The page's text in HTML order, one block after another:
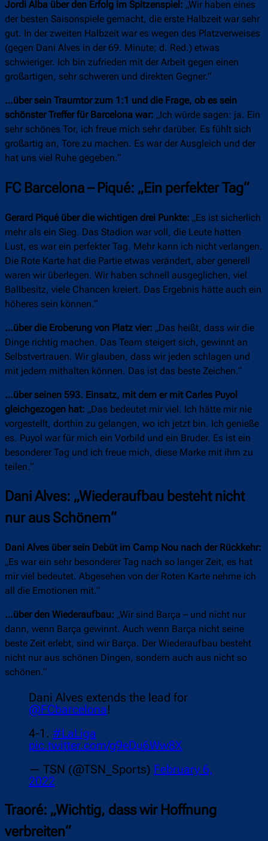
Jordi Alba über den Erfolg im Spitzenspiel: „Wir haben eines
der besten Saisonspiele gemacht, die erste Halbzeit war sehr
gut. In der zweiten Halbzeit war es wegen des Platzverweises
(gegen Dani Alves in der 69. Minute; d. Red.) etwas
schwieriger. Ich bin zufrieden mit der Arbeit gegen einen
großartigen, sehr schweren und direkten Gegner.“
…über sein Traumtor zum 1:1 und die Frage, ob es sein
schönster Treffer für Barcelona war: „Ich würde sagen: ja. Ein
sehr schönes Tor, ich freue mich sehr darüber. Es fühlt sich
großartig an, Tore zu machen. Es war der Ausgleich und der
hat uns viel Ruhe gegeben.“
FC Barcelona – Piqué: „Ein perfekter Tag“
Gerard Piqué über die wichtigen drei Punkte: „Es ist sicherlich
mehr als ein Sieg. Das Stadion war voll, die Leute hatten
Lust, es war ein perfekter Tag. Mehr kann ich nicht verlangen.
Die Rote Karte hat die Partie etwas verändert, aber generell
waren wir überlegen. Wir haben schnell ausgeglichen, viel
Ballbesitz, viele Chancen kreiert. Das Ergebnis hätte auch ein
höheres sein können.“
…über die Eroberung von Platz vier: „Das heißt, dass wir die
Dinge richtig machen. Das Team steigert sich, gewinnt an
Selbstvertrauen. Wir glauben, dass wir jeden schlagen und
mit jedem mithalten können. Das ist das beste Zeichen.“
…über seinen 593. Einsatz, mit dem er mit Carles Puyol
gleichgezogen hat: „Das bedeutet mir viel. Ich hätte mir nie
vorgestellt, dorthin zu gelangen, wo ich jetzt bin. Ich genieße
es. Puyol war für mich ein Vorbild und ein Bruder. Es ist ein
besonderer Tag und ich freue mich, diese Marke mit ihm zu
teilen.“
Dani Alves: „Wiederaufbau besteht nicht
nur aus Schönem“
Dani Alves über sein Debüt im Camp Nou nach der Rückkehr:
„Es war ein sehr besonderer Tag nach so langer Zeit, es hat
mir viel bedeutet. Abgesehen von der Roten Karte nehme ich
all die Emotionen mit.“
…über den Wiederaufbau: „Wir sind Barça – und nicht nur
dann, wenn Barça gewinnt. Auch wenn Barça nicht seine
beste Zeit erlebt, sind wir Barça. Der Wiederaufbau besteht
nicht nur aus schönen Dingen, sondern auch aus nicht so
schönen.“
Dani Alves extends the lead for
@FCbarcelona!
4-1. #LaLiga
pic.twitter.com/g9eDu6Ww8X
— TSN (@TSN_Sports) February 6,
2022
Traoré: „Wichtig, dass wir Hoffnung
verbreiten“